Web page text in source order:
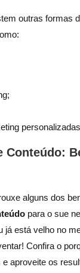
outras formas
Conteúdo:
alguns dos
para o sue
já está velho no
Confira o
aproveite os